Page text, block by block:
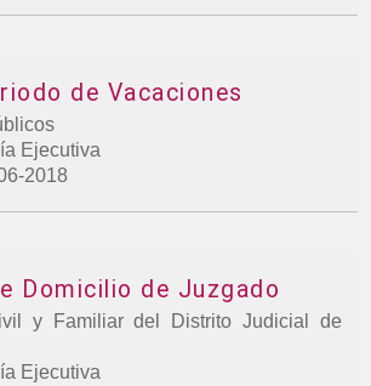
de Vacaciones
Ejecutiva
2018
Domicilio de Juzgado
y Familiar del Distrito Judicial de
Ejecutiva